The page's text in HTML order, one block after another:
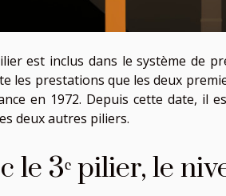
est inclus dans le système de
les prestations que les deux
en 1972. Depuis cette date, il
deux autres piliers.
le 3ᵉ pilier, le